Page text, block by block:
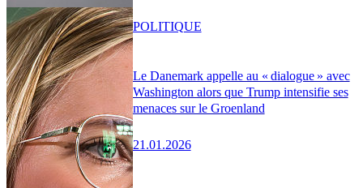
Le Danemark appelle au « dialogue » avec
Washington alors que Trump intensifie ses
menaces sur le Groenland
21.01.2026
POLITIQUE